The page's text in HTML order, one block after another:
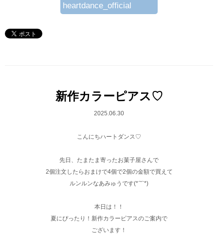
heartdance_official
新作カラーピアス♡
2025.06.30
こんにちハートダンス♡
先日、たまたま寄ったお菓子屋さんで
2個注文したらおまけで4個で2個の金額で買えて
ルンルンなあみゅうです(*ˊ˘ˋ*)
本日は！！
夏にぴったり！新作カラーピアスのご案内で
ございます！